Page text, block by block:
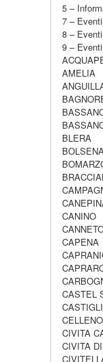
5 –
7 –
8 –
9 –
AMELIA
BLERA
CANINO
CAPENA
CASTEL
CELLENO
CIVITA
CIVITA